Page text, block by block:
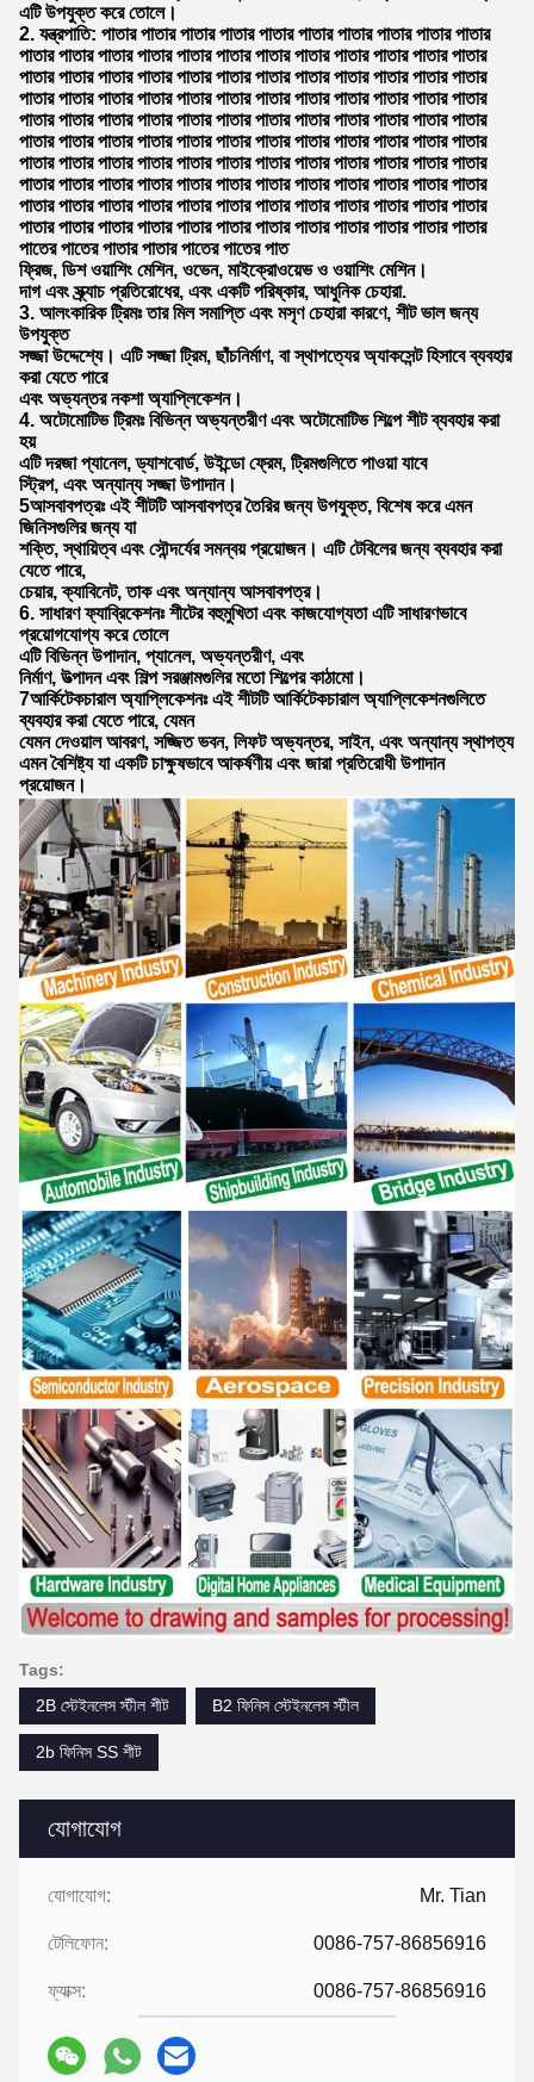
যোগাযোগ
যোগাযোগ: Mr. Tian
টেলিফোন: 0086-757-86856916
ফ্যাক্স: 0086-757-86856916
এটি উপযুক্ত করে তোলে।
2. যন্ত্রপাতি: পাতার পাতার পাতার পাতার পাতার পাতার পাতার পাতার পাতার পাতার
পাতার পাতার পাতার পাতার পাতার পাতার পাতার পাতার পাতার পাতার পাতার পাতার
পাতার পাতার পাতার পাতার পাতার পাতার পাতার পাতার পাতার পাতার পাতার পাতার
পাতার পাতার পাতার পাতার পাতার পাতার পাতার পাতার পাতার পাতার পাতার পাতার
পাতার পাতার পাতার পাতার পাতার পাতার পাতার পাতার পাতার পাতার পাতার পাতার
পাতার পাতার পাতার পাতার পাতার পাতার পাতার পাতার পাতার পাতার পাতার পাতার
পাতার পাতার পাতার পাতার পাতার পাতার পাতার পাতার পাতার পাতার পাতার পাতার
পাতার পাতার পাতার পাতার পাতার পাতার পাতার পাতার পাতার পাতার পাতার পাতার
পাতার পাতার পাতার পাতার পাতার পাতার পাতার পাতার পাতার পাতার পাতার পাতার
পাতার পাতার পাতার পাতার পাতার পাতার পাতার পাতার পাতার পাতার পাতার পাতার
পাতের পাতের পাতার পাতার পাতের পাতের পাত
ফ্রিজ, ডিশ ওয়াশিং মেশিন, ওভেন, মাইক্রোওয়েভ ও ওয়াশিং মেশিন।
দাগ এবং স্ক্র্যাচ প্রতিরোধের, এবং একটি পরিষ্কার, আধুনিক চেহারা.
3. আলংকারিক ট্রিমঃ তার মিল সমাপ্তি এবং মসৃণ চেহারা কারণে, শীট ভাল জন্য
উপযুক্ত
সজ্জা উদ্দেশ্যে। এটি সজ্জা ট্রিম, ছাঁচনির্মাণ, বা স্থাপত্যের অ্যাকসেন্ট হিসাবে ব্যবহার
করা যেতে পারে
এবং অভ্যন্তর নকশা অ্যাপ্লিকেশন।
4. অটোমোটিভ ট্রিমঃ বিভিন্ন অভ্যন্তরীণ এবং অটোমোটিভ শিল্পে শীট ব্যবহার করা
হয়
এটি দরজা প্যানেল, ড্যাশবোর্ড, উইন্ডো ফ্রেম, ট্রিমগুলিতে পাওয়া যাবে
স্ট্রিপ, এবং অন্যান্য সজ্জা উপাদান।
5আসবাবপত্রঃ এই শীটটি আসবাবপত্র তৈরির জন্য উপযুক্ত, বিশেষ করে এমন
জিনিসগুলির জন্য যা
শক্তি, স্থায়িত্ব এবং সৌন্দর্যের সমন্বয় প্রয়োজন। এটি টেবিলের জন্য ব্যবহার করা
যেতে পারে,
চেয়ার, ক্যাবিনেট, তাক এবং অন্যান্য আসবাবপত্র।
6. সাধারণ ফ্যাব্রিকেশনঃ শীটের বহুমুখিতা এবং কাজযোগ্যতা এটি সাধারণভাবে
প্রয়োগযোগ্য করে তোলে
এটি বিভিন্ন উপাদান, প্যানেল, অভ্যন্তরীণ, এবং
নির্মাণ, উত্পাদন এবং শিল্প সরঞ্জামগুলির মতো শিল্পের কাঠামো।
7আর্কিটেকচারাল অ্যাপ্লিকেশনঃ এই শীটটি আর্কিটেকচারাল অ্যাপ্লিকেশনগুলিতে
ব্যবহার করা যেতে পারে, যেমন
যেমন দেওয়াল আবরণ, সজ্জিত ভবন, লিফট অভ্যন্তর, সাইন, এবং অন্যান্য স্থাপত্য
এমন বৈশিষ্ট্য যা একটি চাক্ষুষভাবে আকর্ষণীয় এবং জারা প্রতিরোধী উপাদান
প্রয়োজন।
Tags:
2B স্টেইনলেস স্টীল শীট
B2 ফিনিস স্টেইনলেস স্টীল
2b ফিনিস SS শীট